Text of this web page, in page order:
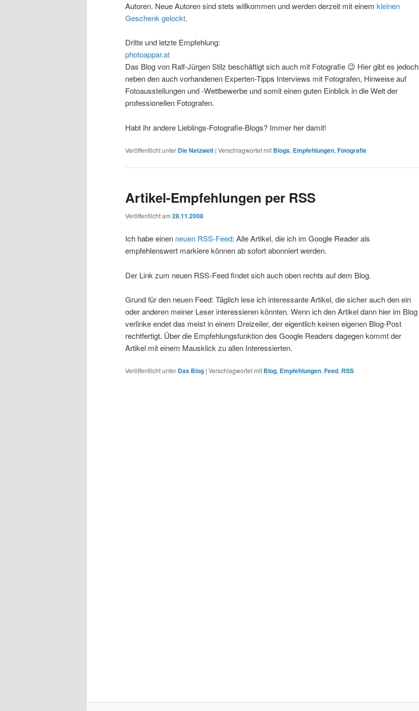
Autoren. Neue Autoren sind stets willkommen und werden derzeit mit einem kleinen
Geschenk gelockt.
Dritte und letzte Empfehlung:
photoappar.at
Das Blog von Ralf-Jürgen Stilz beschäftigt sich auch mit Fotografie 😉 Hier gibt es jedoch
neben den auch vorhandenen Experten-Tipps Interviews mit Fotografen, Hinweise auf
Fotoausstellungen und -Wettbewerbe und somit einen guten Einblick in die Welt der
professionellen Fotografen.
Habt ihr andere Lieblings-Fotografie-Blogs? Immer her damit!
Veröffentlicht unter Die Netzwelt | Verschlagwortet mit Blogs, Empfehlungen, Fotografie
Artikel-Empfehlungen per RSS
Veröffentlicht am 28.11.2008
Ich habe einen neuen RSS-Feed: Alle Artikel, die ich im Google Reader als
empfehlenswert markiere können ab sofort abonniert werden.
Der Link zum neuen RSS-Feed findet sich auch oben rechts auf dem Blog.
Grund für den neuen Feed: Täglich lese ich interessante Artikel, die sicher auch den ein
oder anderen meiner Leser interessieren könnten. Wenn ich den Artikel dann hier im Blog
verlinke endet das meist in einem Dreizeiler, der eigentlich keinen eigenen Blog-Post
rechtfertigt. Über die Empfehlungsfunktion des Google Readers dagegen kommt der
Artikel mit einem Mausklick zu allen Interessierten.
Veröffentlicht unter Das Blog | Verschlagwortet mit Blog, Empfehlungen, Feed, RSS